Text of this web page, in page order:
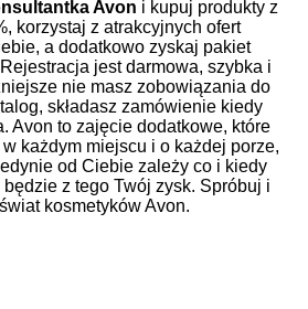
Avon i kupuj produkty z
korzystaj z atrakcyjnych ofert
a dodatkowo zyskaj pakiet
jest darmowa, szybka i
nie masz zobowiązania do
składasz zamówienie kiedy
Avon to zajęcie dodatkowe, które
każdym miejscu i o każdej porze,
od Ciebie zależy co i kiedy
z tego Twój zysk. Spróbuj i
kosmetyków Avon.